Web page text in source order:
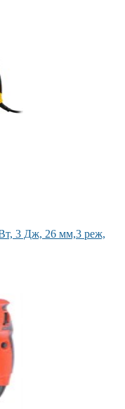
3 Дж, 26 мм,3 реж,